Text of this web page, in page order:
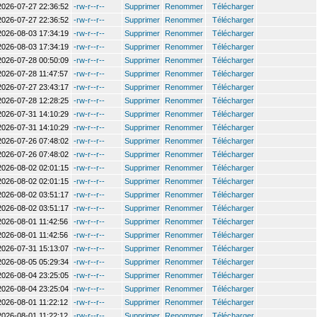
07-27 22:36:52 -rw-r--r-- Supprimer Renommer
Télécharger
07-27 22:36:52 -rw-r--r-- Supprimer Renommer
Télécharger
08-03 17:34:19 -rw-r--r-- Supprimer Renommer
Télécharger
08-03 17:34:19 -rw-r--r-- Supprimer Renommer
Télécharger
07-28 00:50:09 -rw-r--r-- Supprimer Renommer
Télécharger
07-28 11:47:57
-rw-r--r-- Supprimer Renommer
Télécharger
07-27 23:43:17 -rw-r--r-- Supprimer Renommer
Télécharger
07-28 12:28:25 -rw-r--r-- Supprimer Renommer
Télécharger
07-31 14:10:29 -rw-r--r-- Supprimer Renommer
Télécharger
07-31 14:10:29 -rw-r--r-- Supprimer Renommer
Télécharger
07-26 07:48:02 -rw-r--r-- Supprimer Renommer
Télécharger
07-26 07:48:02 -rw-r--r-- Supprimer Renommer
Télécharger
08-02 02:01:15 -rw-r--r-- Supprimer Renommer
Télécharger
08-02 02:01:15 -rw-r--r-- Supprimer Renommer
Télécharger
08-02 03:51:17 -rw-r--r-- Supprimer Renommer
Télécharger
08-02 03:51:17 -rw-r--r-- Supprimer Renommer
Télécharger
08-01 11:42:56
-rw-r--r-- Supprimer Renommer
Télécharger
08-01 11:42:56
-rw-r--r-- Supprimer Renommer
Télécharger
07-31 15:13:07 -rw-r--r-- Supprimer Renommer
Télécharger
08-05 05:29:34 -rw-r--r-- Supprimer Renommer
Télécharger
08-04 23:25:05 -rw-r--r-- Supprimer Renommer
Télécharger
08-04 23:25:04 -rw-r--r-- Supprimer Renommer
Télécharger
08-01 11:22:12
-rw-r--r-- Supprimer Renommer
Télécharger